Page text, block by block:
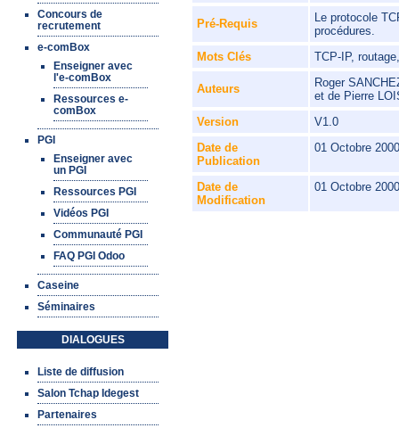
Concours de
recrutement
e-comBox
Enseigner avec
l'e-comBox
Ressources e-
comBox
PGI
Enseigner avec
un PGI
Ressources PGI
Vidéos PGI
Communauté PGI
FAQ PGI Odoo
Caseine
Séminaires
DIALOGUES
Liste de diffusion
Salon Tchap Idegest
Partenaires
Pré-Requis
Le protocole
procédures.
Mots Clés
TCP-IP,
Auteurs
Roger
et de Pierre
Version
V1.0
Date de
Publication
01 Octobre 2000
Date de
Modification
01 Octobre 2000